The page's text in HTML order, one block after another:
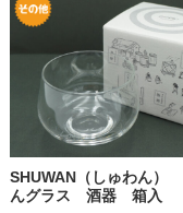
SHUWAN（しゅわん）
んグラス 酒器 箱入